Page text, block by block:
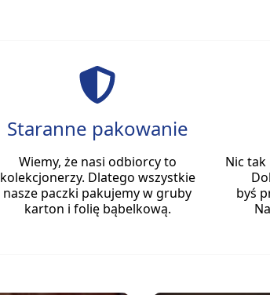
Staranne pakowanie
Wiemy, że nasi odbiorcy to
kolekcjonerzy. Dlatego wszystkie
nasze paczki pakujemy w gruby
karton i folię bąbelkową.
Nic tak
byś